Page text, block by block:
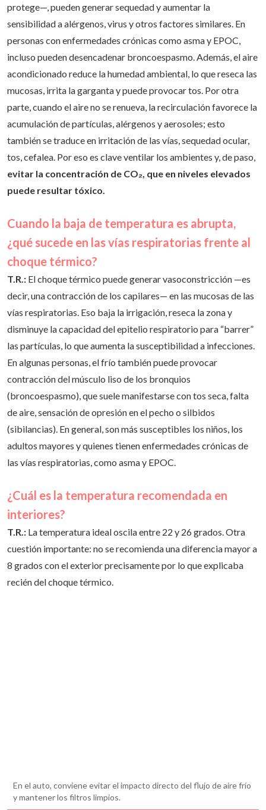
protege—, pueden generar sequedad y aumentar la
sensibilidad a alérgenos, virus y otros factores similares. En
personas con enfermedades crónicas como asma y EPOC,
incluso pueden desencadenar broncoespasmo. Además, el aire
acondicionado reduce la humedad ambiental, lo que reseca las
mucosas, irrita la garganta y puede provocar tos. Por otra
parte, cuando el aire no se renueva, la recirculación favorece la
acumulación de partículas, alérgenos y aerosoles; esto
también se traduce en irritación de las vías, sequedad ocular,
tos, cefalea. Por eso es clave ventilar los ambientes y, de paso,
evitar la concentración de CO₂, que en niveles elevados
puede resultar tóxico.
Cuando la baja de temperatura es abrupta,
¿qué sucede en las vías respiratorias frente al
choque térmico?
T.R.: El choque térmico puede generar vasoconstricción —es
decir, una contracción de los capilares— en las mucosas de las
vías respiratorias. Eso baja la irrigación, reseca la zona y
disminuye la capacidad del epitelio respiratorio para “barrer”
las partículas, lo que aumenta la susceptibilidad a infecciones.
En algunas personas, el frío también puede provocar
contracción del músculo liso de los bronquios
(broncoespasmo), que suele manifestarse con tos seca, falta
de aire, sensación de opresión en el pecho o silbidos
(sibilancias). En general, son más susceptibles los niños, los
adultos mayores y quienes tienen enfermedades crónicas de
las vías respiratorias, como asma y EPOC.
¿Cuál es la temperatura recomendada en
interiores?
T.R.: La temperatura ideal oscila entre 22 y 26 grados. Otra
cuestión importante: no se recomienda una diferencia mayor a
8 grados con el exterior precisamente por lo que explicaba
recién del choque térmico.